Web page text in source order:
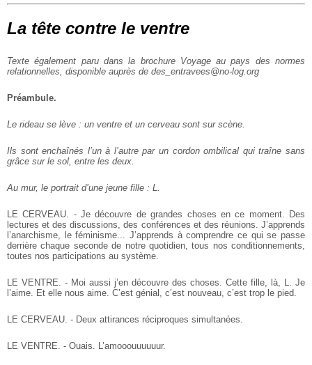
La tête contre le ventre
Texte également paru dans la brochure Voyage au pays des normes
relationnelles, disponible auprès de des_entravees@no-log.org
Préambule.
Le rideau se lève : un ventre et un cerveau sont sur scène.
Ils sont enchaînés l’un à l’autre par un cordon ombilical qui traîne sans
grâce sur le sol, entre les deux.
Au mur, le portrait d’une jeune fille : L.
LE CERVEAU. - Je découvre de grandes choses en ce moment. Des
lectures et des discussions, des conférences et des réunions. J’apprends
l’anarchisme, le féminisme... J’apprends à comprendre ce qui se passe
derrière chaque seconde de notre quotidien, tous nos conditionnements,
toutes nos participations au système.
LE VENTRE. - Moi aussi j’en découvre des choses. Cette fille, là, L. Je
l’aime. Et elle nous aime. C’est génial, c’est nouveau, c’est trop le pied.
LE CERVEAU. - Deux attirances réciproques simultanées.
LE VENTRE. - Ouais. L’amooouuuuuur.